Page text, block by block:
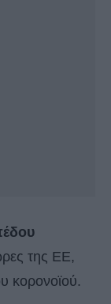
της ΕΕ,
κορονοϊού.